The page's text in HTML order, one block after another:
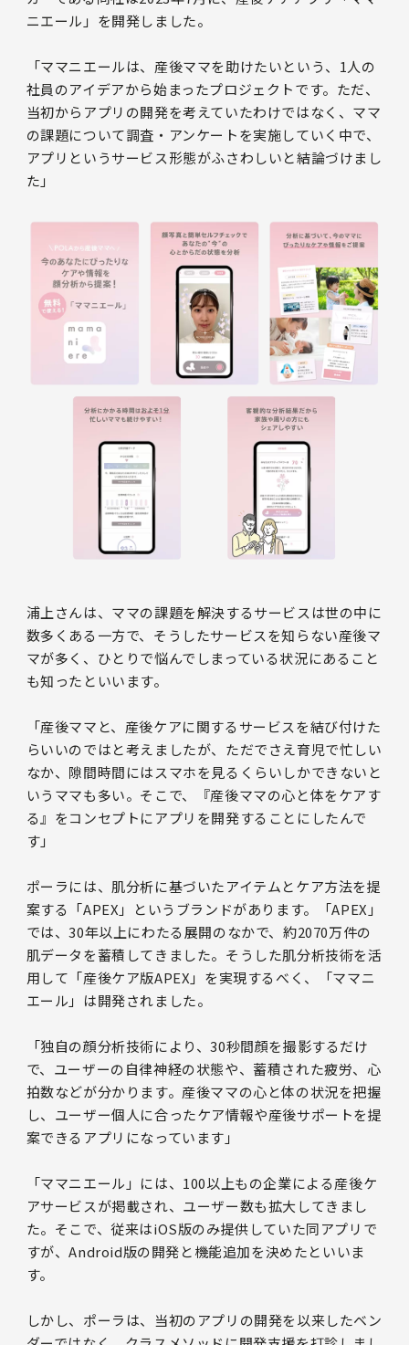
ニエール」を開発しました。
「ママニエールは、産後ママを助けたいという、1人の
社員のアイデアから始まったプロジェクトです。ただ、
当初からアプリの開発を考えていたわけではなく、ママ
の課題について調査・アンケートを実施していく中で、
アプリというサービス形態がふさわしいと結論づけまし
た」
浦上さんは、ママの課題を解決するサービスは世の中に
数多くある一方で、そうしたサービスを知らない産後マ
マが多く、ひとりで悩んでしまっている状況にあること
も知ったといいます。
「産後ママと、産後ケアに関するサービスを結び付けた
らいいのではと考えましたが、ただでさえ育児で忙しい
なか、隙間時間にはスマホを見るくらいしかできないと
いうママも多い。そこで、『産後ママの心と体をケアす
る』をコンセプトにアプリを開発することにしたんで
す」
ポーラには、肌分析に基づいたアイテムとケア方法を提
案する「APEX」というブランドがあります。「APEX」
では、30年以上にわたる展開のなかで、約2070万件の
肌データを蓄積してきました。そうした肌分析技術を活
用して「産後ケア版APEX」を実現するべく、「ママニ
エール」は開発されました。
「独自の顔分析技術により、30秒間顔を撮影するだけ
で、ユーザーの自律神経の状態や、蓄積された疲労、心
拍数などが分かります。産後ママの心と体の状況を把握
し、ユーザー個人に合ったケア情報や産後サポートを提
案できるアプリになっています」
「ママニエール」には、100以上もの企業による産後ケ
アサービスが掲載され、ユーザー数も拡大してきまし
た。そこで、従来はiOS版のみ提供していた同アプリで
すが、Android版の開発と機能追加を決めたといいま
す。
しかし、ポーラは、当初のアプリの開発を以来したベン